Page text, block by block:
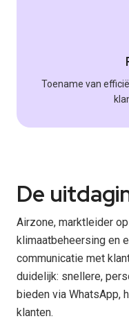
Toename van
De
Airzone, marktleider
klimaatbeheersing en
communicatie met
duidelijk: snellere,
bieden via WhatsApp,
klanten.